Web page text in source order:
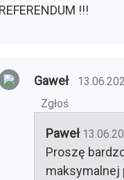
REFERENDUM !!!
Gaweł
Zgłoś
Paweł
Proszę
maksymalnej